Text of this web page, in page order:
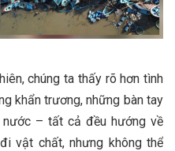
chúng ta thấy rõ hơn tình
khẩn trương, những bàn tay
– tất cả đều hướng về
vật chất, nhưng không thể